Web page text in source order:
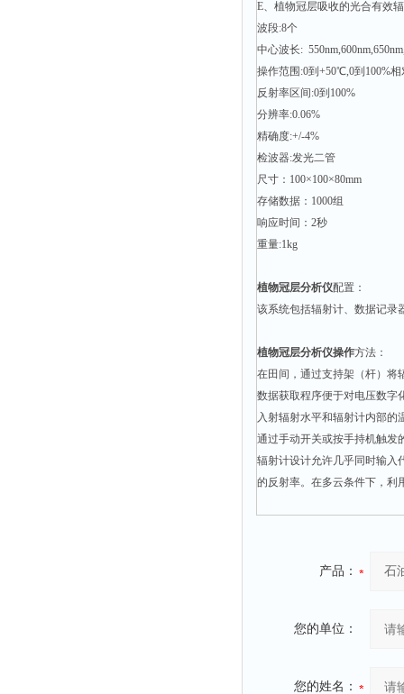
E、植物冠层吸收的光合有效
波段:8个
中心波长:
操作范围:0到+50℃,0到100%
反射率区间:0到100%
分辨率:0.06%
精确度:+/-4%
检波器:发光二管
尺寸：100×100×80mm
存储数据：1000组
响应时间：2秒
重量:1kg
植物冠层分析仪配置：
该系统包括辐射计、数据记录
植物冠层分析仪操作方法：
在田间，通过支持架（杆）将
数据获取程序便于对电压数字
入射辐射水平和辐射计内部的
通过手动开关或按手持机触发
辐射计设计允许几乎同时输入
的反射率。在多云条件下，利
产品：
您的单位：
您的姓名：